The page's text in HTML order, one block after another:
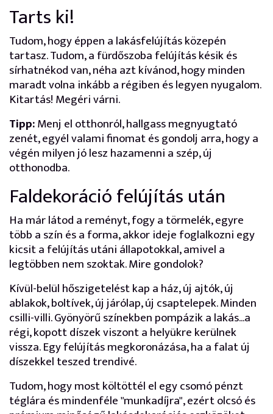
Tarts ki!
Tudom, hogy éppen a lakásfelújítás közepén
tartasz. Tudom, a fürdőszoba felújítás késik és
sírhatnékod van, néha azt kívánod, hogy minden
maradt volna inkább a régiben és legyen nyugalom.
Kitartás! Megéri várni.
Tipp:Menj el otthonról, hallgass megnyugtató
zenét, egyél valami finomat és gondolj arra, hogy a
végén milyen jó lesz hazamenni a szép, új
otthonodba.
Faldekoráció felújítás után
Ha már látod a reményt, fogy a törmelék, egyre
több a szín és a forma, akkor ideje foglalkozni egy
kicsit a felújítás utáni állapotokkal, amivel a
legtöbben nem szoktak. Mire gondolok?
Kívül-belül hőszigetelést kap a ház, új ajtók, új
ablakok, boltívek, új járólap, új csaptelepek. Minden
csilli-villi. Gyönyörű színekben pompázik a lakás...a
régi, kopott díszek viszont a helyükre kerülnek
vissza. Egy felújítás megkoronázása, ha a falat új
díszekkel teszed trendivé.
Tudom, hogy most költöttél el egy csomó pénzt
téglára és mindenféle "munkadíjra", ezért olcsó és